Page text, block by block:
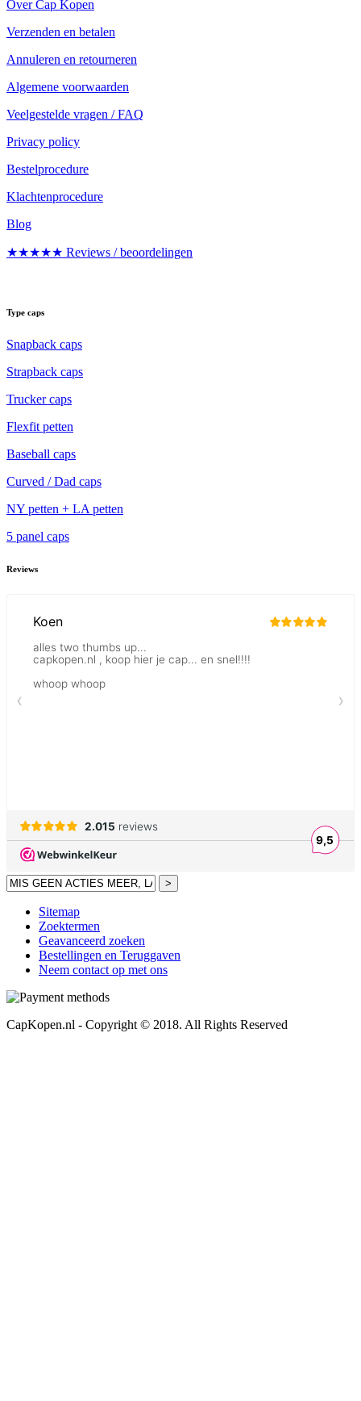
Over Cap Kopen
Verzenden en betalen
Annuleren en retourneren
Algemene voorwaarden
Veelgestelde vragen / FAQ
Privacy policy
Bestelprocedure
Klachtenprocedure
Blog
★★★★★ Reviews / beoordelingen
Type caps
Snapback caps
Strapback caps
Trucker caps
Flexfit petten
Baseball caps
Curved / Dad caps
NY petten + LA petten
5 panel caps
Reviews
>
Sitemap
Zoektermen
Geavanceerd zoeken
Bestellingen en Teruggaven
Neem contact op met ons
CapKopen.nl - Copyright © 2018. All Rights Reserved